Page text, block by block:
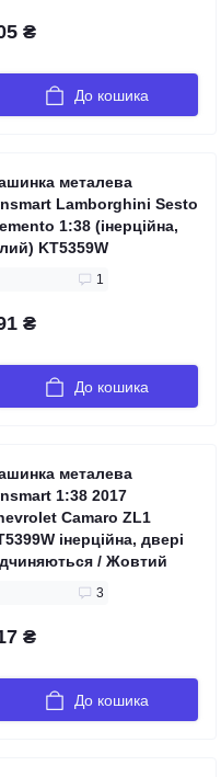
₴
До кошика
металева
Lamborghini Sesto
1:38 (інерційна,
KT5359W
1
₴
До кошика
металева
1:38 2017
Camaro ZL1
інерційна, двері
/ Жовтий
3
₴
До кошика